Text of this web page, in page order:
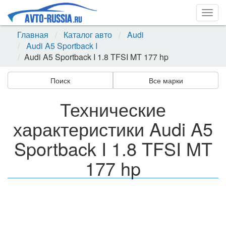
Главная
Каталог авто
Audi
Audi A5 Sportback I
Audi A5 Sportback I 1.8 TFSI MT 177 hp
Поиск Все марки
Технические
характеристики Audi A5
Sportback I 1.8 TFSI MT
177 hp